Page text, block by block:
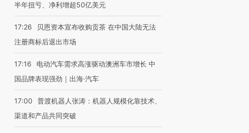
半年扭亏、净利增超50亿美元
17:26
贝恩资本宣布收购贡茶 在中国大陆无法
注册商标后退出市场
17:16
电动汽车需求高涨驱动澳洲车市增长 中
国品牌表现强劲｜出海·汽车
17:00
普渡机器人张涛：机器人规模化靠技术、
渠道和产品共同突破